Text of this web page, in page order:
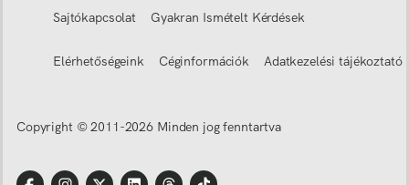
Sajtókapcsolat Gyakran Ismételt Kérdések
Elérhetőségeink Céginformációk Adatkezelési tájékoztató
Copyright © 2011-2026 Minden jog fenntartva